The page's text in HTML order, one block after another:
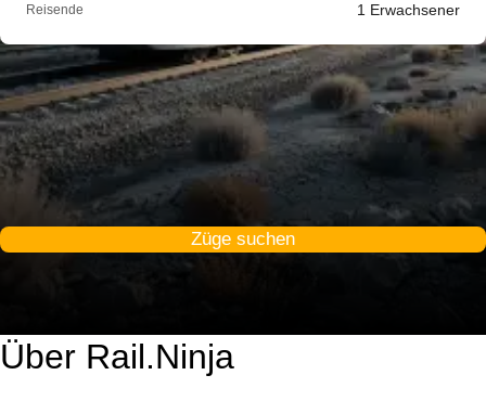
Reisende 1 Erwachsener
Züge suchen
Über Rail.Ninja